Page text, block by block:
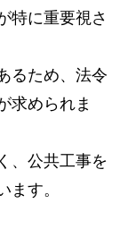
特に重要視さ
るため、法令
求められま
、公共工事を
ます。